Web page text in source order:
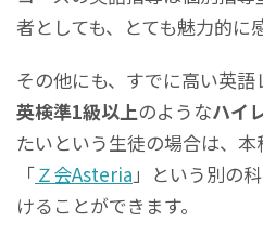
者としても、とても魅力的に
その他にも、すでに高い英語
英検準1級以上のようなハイ
たいという生徒の場合は、
「Ｚ会Asteria 」という別の
けることができます。